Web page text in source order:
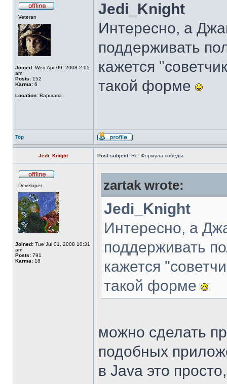
Veteran
Joined: Wed Apr 09, 2008 2:05
am
Posts: 152
Karma: 6
Location: Варшава
Jedi_Knight
Интересно, а
поддерживать
кажется
такой форме
Top
Jedi_Knight Post subject: Re: Формула победы.
Developer
Joined: Tue Jul 01, 2008 10:31
am
Posts: 791
Karma: 18
zartak wrote:
Jedi_Knight
Интересно, а
поддерживать
кажется
такой форме
можно сделать
подобных
в Java это